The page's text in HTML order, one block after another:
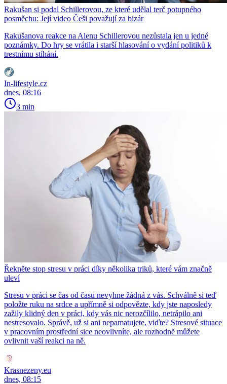
Rakušan si podal Schillerovou, ze které udělal terč potupného
posměchu: Její video Češi považují za bizár
Rakušanova reakce na Alenu Schillerovou nezůstala jen u jedné
poznámky. Do hry se vrátila i starší hlasování o vydání politiků k
trestnímu stíhání.
In-lifestyle.cz
dnes, 08:16
3 min
Řekněte stop stresu v práci díky několika triků, které vám značně
uleví
Stresu v práci se čas od času nevyhne žádná z vás. Schválně si teď
položte ruku na srdce a upřímně si odpovězte, kdy jste naposledy
zažily klidný den v práci, kdy vás nic nerozčílilo, netrápilo ani
nestresovalo. Správě, už si ani nepamatujete, viďte? Stresové situace
v pracovním prostřední sice neovlivníte, ale rozhodně můžete
ovlivnit vaší reakci na ně.
Krasnezeny.eu
dnes, 08:15